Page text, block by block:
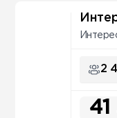
2